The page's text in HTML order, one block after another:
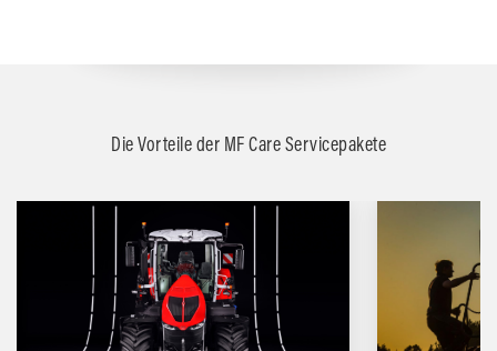
Die Vorteile der MF Care Servicepakete